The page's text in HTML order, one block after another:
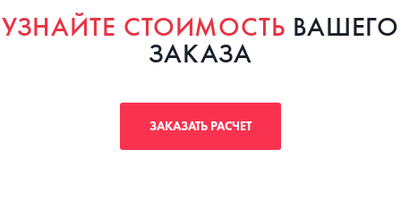
УЗНАЙТЕ СТОИМОСТЬ ВАШЕГО
ЗАКАЗА
ЗАКАЗАТЬ РАСЧЕТ